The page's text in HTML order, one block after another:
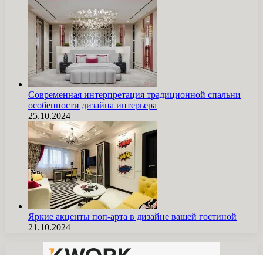
Современная интерпретация традиционной спальни
особенности дизайна интерьера
25.10.2024
Яркие акценты поп-арта в дизайне вашей гостиной
21.10.2024